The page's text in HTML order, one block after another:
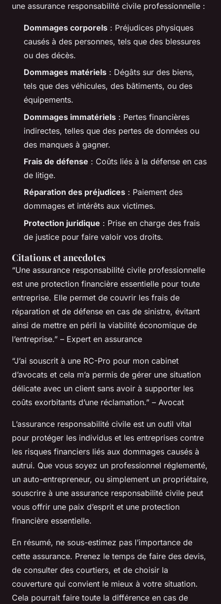
une assurance responsabilité civile professionnelle :
Dommages corporels : Préjudices physiques
causés à des personnes, tels que des blessures
ou des décès.
Dommages matériels : Dégâts sur des biens,
tels que des véhicules, des bâtiments, ou des
équipements.
Dommages immatériels : Pertes financières
indirectes, telles que des pertes de données ou
des manques à gagner.
Frais de défense : Coûts liés à la défense en cas
de litige.
Réparation des préjudices : Paiement des
dommages et intérêts aux victimes.
Protection juridique : Prise en charge des frais
de justice pour faire valoir vos droits.
Citations et anecdotes
“Une assurance responsabilité civile professionnelle
est une protection financière essentielle pour toute
entreprise. Elle permet de couvrir les frais de
réparation et de défense en cas de sinistre, évitant
ainsi de mettre en péril la viabilité économique de
l’entreprise.” – Expert en assurance
“J’ai souscrit à une RC-Pro pour mon cabinet
d’avocats et cela m’a permis de gérer une situation
délicate avec un client sans avoir à supporter les
coûts exorbitants d’une réclamation.” – Avocat
L’assurance responsabilité civile est un outil vital
pour protéger les individus et les entreprises contre
les risques financiers liés aux dommages causés à
autrui. Que vous soyez un professionnel réglementé,
un auto-entrepreneur, ou simplement un propriétaire,
souscrire à une assurance responsabilité civile peut
vous offrir une paix d’esprit et une protection
financière essentielle.
En résumé, ne sous-estimez pas l’importance de
cette assurance. Prenez le temps de faire des devis,
de consulter des courtiers, et de choisir la
couverture qui convient le mieux à votre situation.
Cela pourrait faire toute la différence en cas de